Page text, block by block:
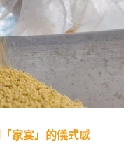
家宴」的儀式感